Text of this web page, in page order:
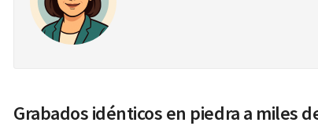
HISTORIA
Grabados idénticos en piedra a miles